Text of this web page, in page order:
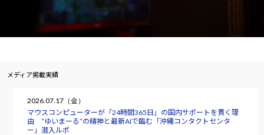
メディア掲載実績
2026.07.17（金）
マウスコンピューターが「24時間365日」の国内サポートを貫く理
由 “ゆいまーる”の精神と最新AIで臨む「沖縄コンタクトセンタ
ー」潜入ルポ